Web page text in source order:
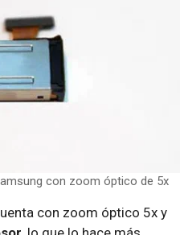
con zoom óptico de 5x
con zoom óptico 5x y